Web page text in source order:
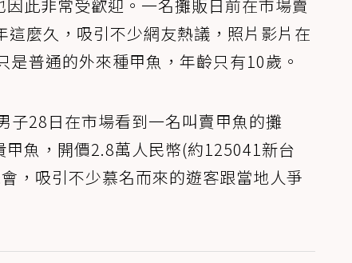
此非常受歡迎。一名攤販日前在市場賣
麼久，吸引不少網友熱議，照片影片在
普通的外來種甲魚，年齡只有10歲。
子28日在市場看到一名叫賣甲魚的攤
魚，開價2.8萬人民幣(約125041新台
，吸引不少慕名而來的遊客跟當地人爭